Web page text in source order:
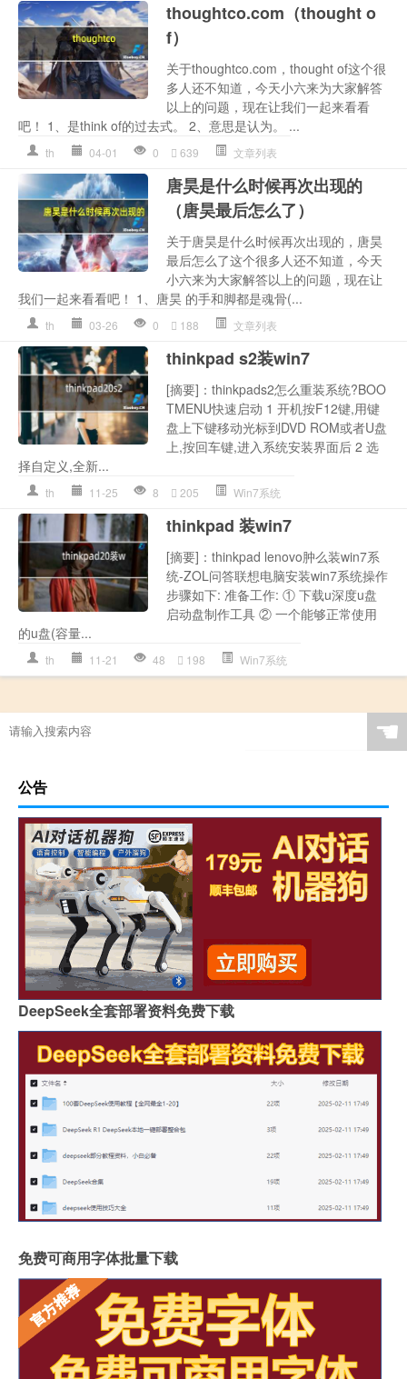
thoughtco.com（thought o
f）
关于thoughtco.com，thought of这个很
多人还不知道，今天小六来为大家解答
以上的问题，现在让我们一起来看看
吧！ 1、是think of的过去式。 2、意思是认为。 ...
th 04-01 0 639 文章列表
唐昊是什么时候再次出现的
（唐昊最后怎么了）
关于唐昊是什么时候再次出现的，唐昊
最后怎么了这个很多人还不知道，今天
小六来为大家解答以上的问题，现在让
我们一起来看看吧！ 1、唐昊 的手和脚都是魂骨(...
th 03-26 0 188 文章列表
thinkpad s2装win7
[摘要]：thinkpads2怎么重装系统?BOO
TMENU快速启动 1 开机按F12键,用键
盘上下键移动光标到DVD ROM或者U盘
上,按回车键,进入系统安装界面后 2 选
择自定义,全新...
th 11-25 8 205 Win7系统
thinkpad 装win7
[摘要]：thinkpad lenovo肿么装win7系
统-ZOL问答联想电脑安装win7系统操作
步骤如下: 准备工作: ① 下载u深度u盘
启动盘制作工具 ② 一个能够正常使用
的u盘(容量...
th 11-21 48 198 Win7系统
☚
公告
DeepSeek全套部署资料免费下载
免费可商用字体批量下载